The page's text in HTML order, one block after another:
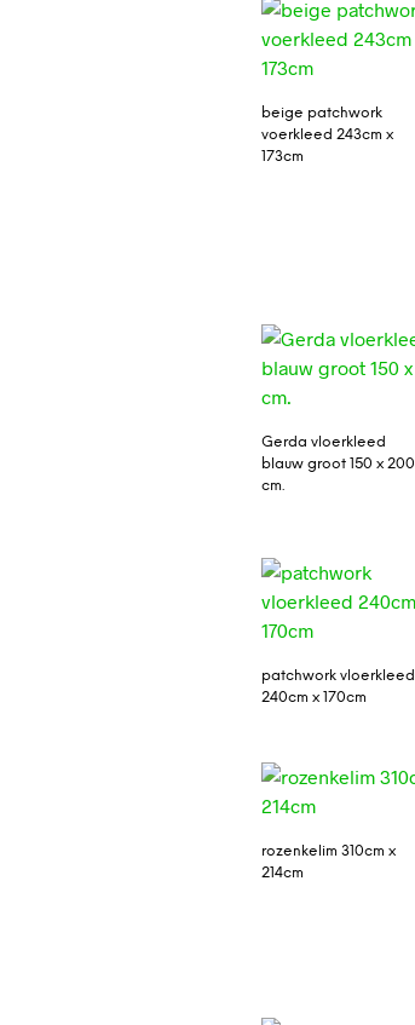
beige patchwork
voerkleed 243cm x
173cm
Gerda vloerkleed
blauw groot 150 x 200
cm.
patchwork vloerkleed
240cm x 170cm
rozenkelim 310cm x
214cm